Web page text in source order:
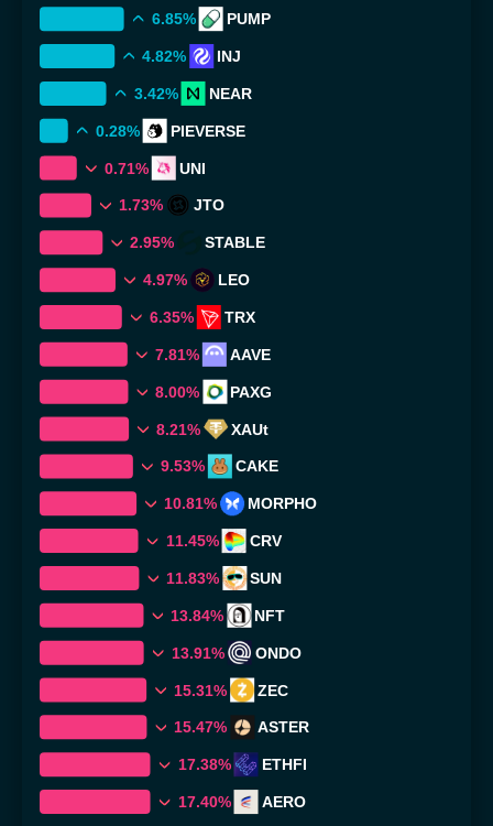
6.85% PUMP
4.82% INJ
3.42% NEAR
0.28% PIEVERSE
0.71% UNI
1.73% JTO
2.95% STABLE
4.97% LEO
6.35% TRX
7.81% AAVE
8.00% PAXG
8.21% XAUt
9.53% CAKE
10.81% MORPHO
11.45% CRV
11.83% SUN
13.84% NFT
13.91% ONDO
15.31% ZEC
15.47% ASTER
17.38% ETHFI
17.40% AERO